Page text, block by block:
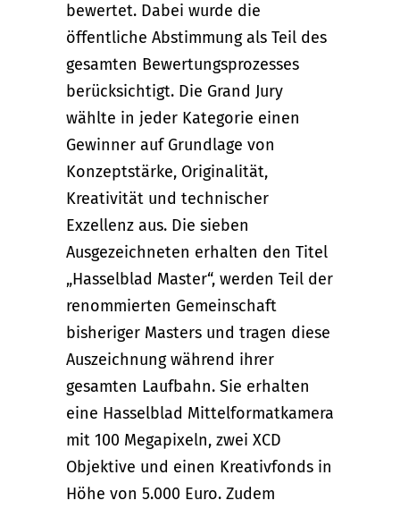
bewertet. Dabei wurde die
öffentliche Abstimmung als Teil des
gesamten Bewertungsprozesses
berücksichtigt. Die Grand Jury
wählte in jeder Kategorie einen
Gewinner auf Grundlage von
Konzeptstärke, Originalität,
Kreativität und technischer
Exzellenz aus. Die sieben
Ausgezeichneten erhalten den Titel
„Hasselblad Master“, werden Teil der
renommierten Gemeinschaft
bisheriger Masters und tragen diese
Auszeichnung während ihrer
gesamten Laufbahn. Sie erhalten
eine Hasselblad Mittelformatkamera
mit 100 Megapixeln, zwei XCD
Objektive und einen Kreativfonds in
Höhe von 5.000 Euro. Zudem